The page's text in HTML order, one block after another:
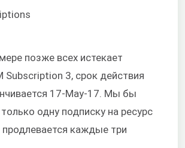
позже всех истекает
Subscription 3, срок действия
17-May-17. Мы бы
одну подписку на ресурс
продлевается каждые три